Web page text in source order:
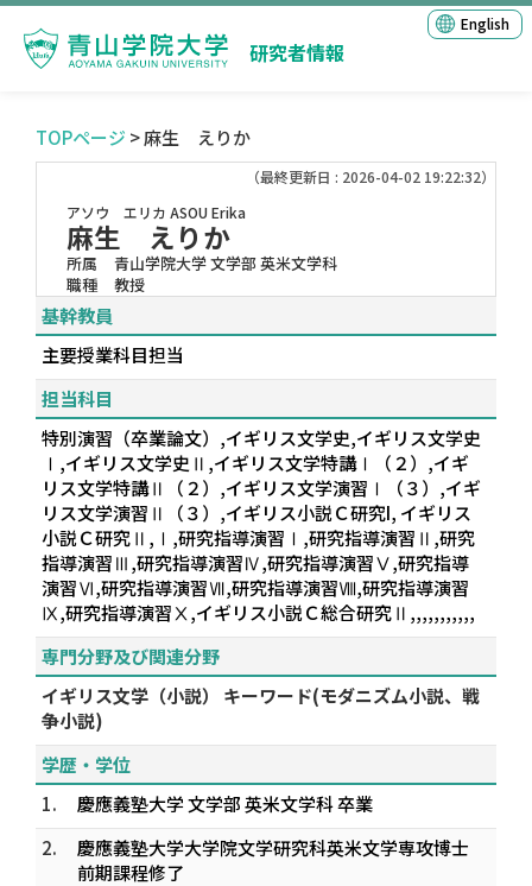
研究者情報
English
TOPページ > 麻生 えりか
（最終更新日 : 2026-04-02 19:22:32）
アソウ エリカ ASOU Erika
麻生 えりか
所属
青山学院大学 文学部 英米文学科
職種
教授
基幹教員
主要授業科目担当
担当科目
特別演習（卒業論文）,イギリス文学史,イギリス文学史
Ⅰ,イギリス文学史Ⅱ,イギリス文学特講Ⅰ（２）,イギ
リス文学特講Ⅱ（２）,イギリス文学演習Ⅰ（３）,イギ
リス文学演習Ⅱ（３）,イギリス小説Ｃ研究I, イギリス
小説Ｃ研究Ⅱ,Ⅰ,研究指導演習Ⅰ,研究指導演習Ⅱ,研究
指導演習Ⅲ,研究指導演習Ⅳ,研究指導演習Ⅴ,研究指導
演習Ⅵ,研究指導演習Ⅶ,研究指導演習Ⅷ,研究指導演習
Ⅸ,研究指導演習Ⅹ,イギリス小説Ｃ総合研究Ⅱ,,,,,,,,,,,
専門分野及び関連分野
イギリス文学（小説） キーワード(モダニズム小説、戦
争小説)
学歴・学位
1.
慶應義塾大学 文学部 英米文学科 卒業
2.
慶應義塾大学大学院文学研究科英米文学専攻博士
前期課程修了